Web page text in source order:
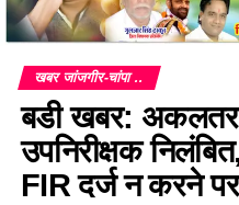
खबर जांजगीर-चांपा ..
बडी खबर:
उपनिरीक्षक
FIR दर्ज न करने पर